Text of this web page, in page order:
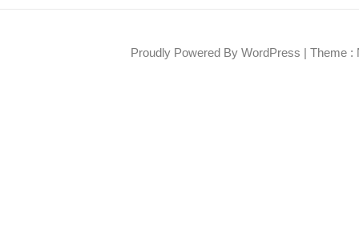
Proudly Powered By WordPress | Theme :